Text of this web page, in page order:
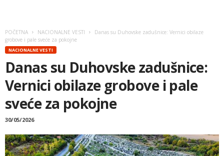
POČETNA NACIONALNE VESTI
Danas su Duhovske zadušnice: Vernici obilaze
grobove i pale sveće za pokojne
NACIONALNE VESTI
Danas su Duhovske zadušnice:
Vernici obilaze grobove i pale
sveće za pokojne
30/05/2026